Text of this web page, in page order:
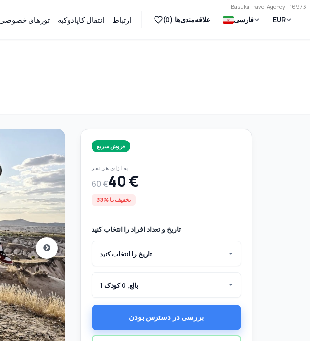
Basuka Travel Agency - 16973
تورهای خصوصی انتقال کاپادوکیه ارتباط علاقه‌مندی‌ها (0
) فارسی EUR
فروش سریع
به ازای هر نفر
60 €40 €
تخفیف تا %33
تاریخ و تعداد افراد را انتخاب کنید
تاریخ را انتخاب کنید
1 بالغ, 0 کودک
بررسی در دسترس بودن